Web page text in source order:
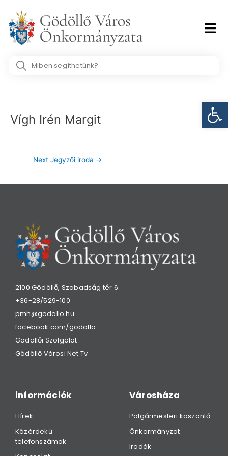
content
Search
Vígh Irén Margit
Next Jegyzői iroda →
2100 Gödöllő, Szabadság tér 6.
+36-28/529-100
pmh@godollo.hu
facebook.com/godollo
Gödöllői Szolgálat
Gödöllő Városi Net Tv
információk
Hírek
Közérdekű
telefonszámok
Városháza
Polgármesteri köszöntő
Önkormányzat
Irodák